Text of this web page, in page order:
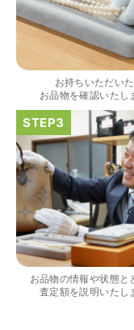
（大阪府大阪市）
出していただいた
（大阪府大阪市）す
ムページの皆様の評
めての利用でしたが
く良かったです。
ススメです。
お持ちいただいた
お品物を確認いたし
お品物の情報や状態と
査定額を説明いたし